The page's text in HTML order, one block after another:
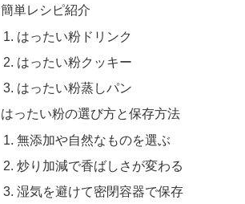
簡単レシピ紹介
はったい粉ドリンク
はったい粉クッキー
はったい粉蒸しパン
はったい粉の選び方と保存方法
無添加や自然なものを選ぶ
炒り加減で香ばしさが変わる
湿気を避けて密閉容器で保存